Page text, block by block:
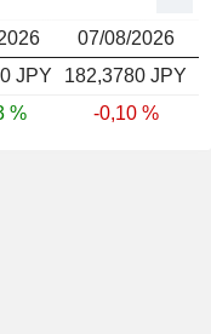
07/08/2026
JPY 182,3780 JPY
% -0,10 %